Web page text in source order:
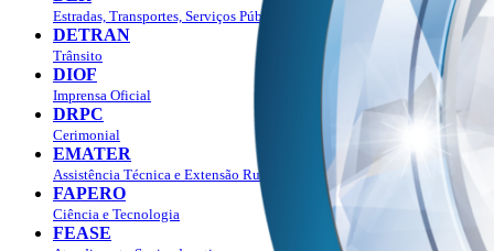
Estradas, Transportes, Serviços Públicos
DETRAN
Trânsito
DIOF
Imprensa Oficial
DRPC
Cerimonial
EMATER
Assistência Técnica e Extensão Rural
FAPERO
Ciência e Tecnologia
FEASE